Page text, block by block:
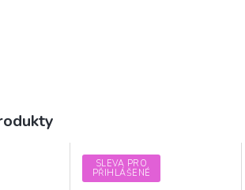
SLEVA PRO
PŘIHLÁŠENÉ